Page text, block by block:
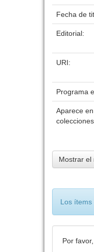
Fecha de
Editorial:
URI:
Programa
Aparece
Mostrar el
Los ítems
Por